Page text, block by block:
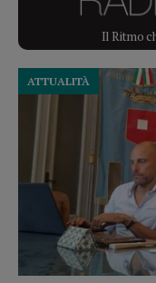
Il Ritmo
ATTUALITÀ